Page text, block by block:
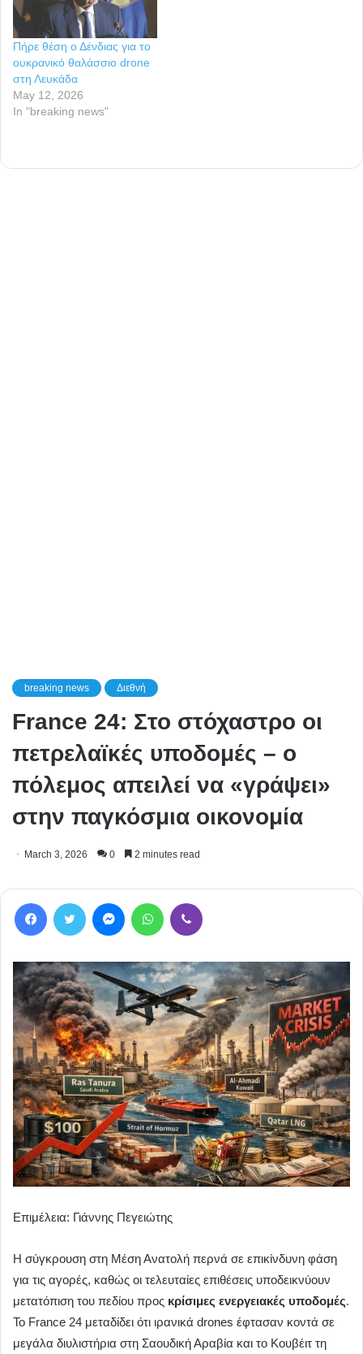
Πήρε θέση ο Δένδιας για το
ουκρανικό θαλάσσιο drone
στη Λευκάδα
May 12, 2026
In "breaking news"